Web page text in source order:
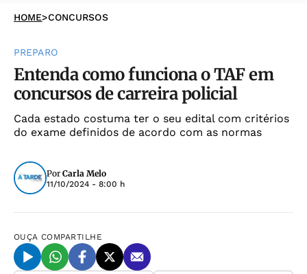
HOME>CONCURSOS
PREPARO
Entenda como funciona o TAF em
concursos de carreira policial
Cada estado costuma ter o seu edital com critérios
do exame definidos de acordo com as normas
Por Carla Melo
11/10/2024 - 8:00 h
OUÇA COMPARTILHE